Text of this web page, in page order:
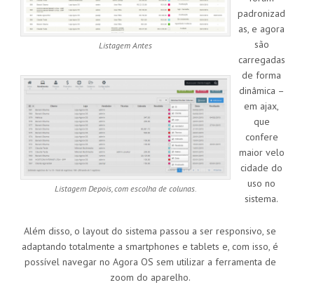
Listagem Antes
Listagem Depois, com escolha de colunas.
padronizad
as, e agora
são
carregadas
de forma
dinâmica –
em ajax,
que
confere
maior velo
cidade do
uso no
sistema.
Além disso, o layout do sistema passou a ser responsivo, se
adaptando totalmente a smartphones e tablets e, com isso, é
possível navegar no Agora OS sem utilizar a ferramenta de
zoom do aparelho.